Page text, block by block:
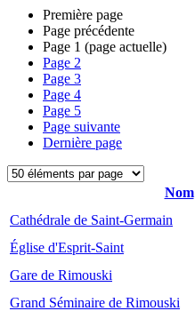
Première page
Page précédente
Page 1 (page actuelle)
Page 2
Page 3
Page 4
Page 5
Page suivante
Dernière page
Nom
Cathédrale de Saint-Germain
Église d'Esprit-Saint
Gare de Rimouski
Grand Séminaire de Rimouski